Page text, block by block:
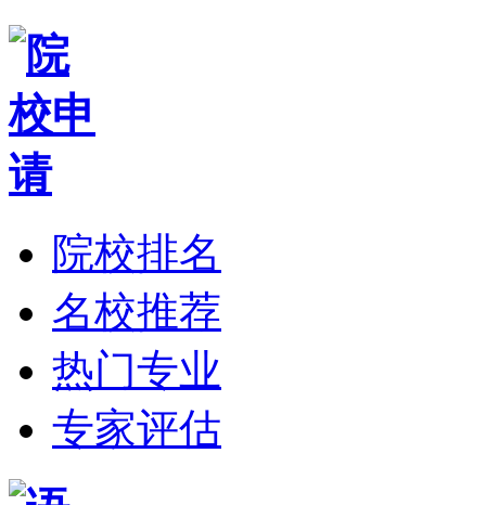
院校排名
名校推荐
热门专业
专家评估